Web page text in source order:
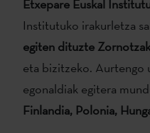
Etxepare Euskal
Institutuko irakurletza
egiten dituzte
eta bizitzeko. Aurtengo
egonaldiak egitera
Finlandia, Polonia,